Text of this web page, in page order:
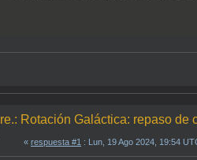
re.: Rotación Galáctica: repaso de
« respuesta #1 : Lun, 19 Ago 2024, 19:54